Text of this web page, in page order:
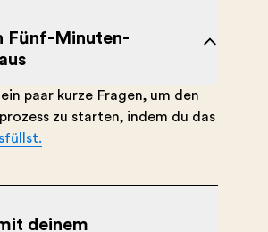
Fünf-Minuten-
paar kurze Fragen, um den
zu starten, indem du das
deinem